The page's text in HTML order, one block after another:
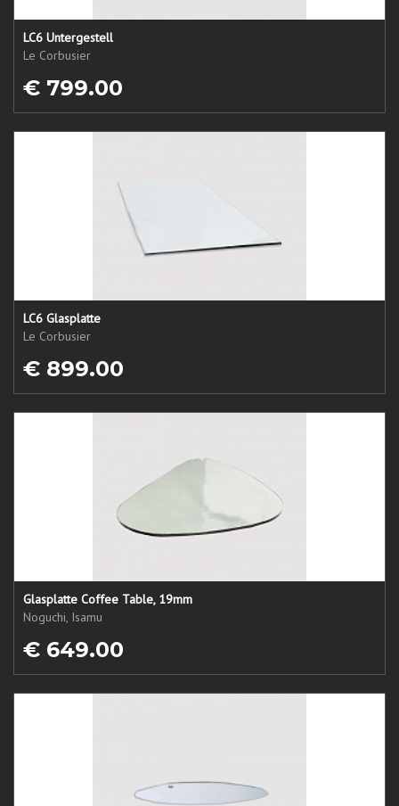
LC6 Untergestell
Le Corbusier
€ 799.00
LC6 Glasplatte
Le Corbusier
€ 899.00
Glasplatte Coffee Table, 19mm
Noguchi, Isamu
€ 649.00